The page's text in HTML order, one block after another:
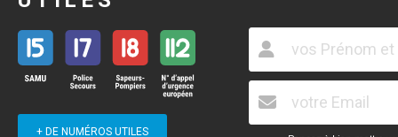
+ DE NUMÉROS UTILES